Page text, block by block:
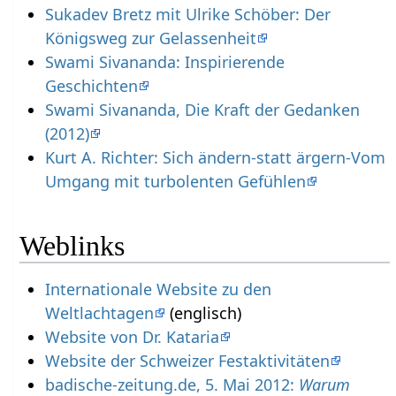
Sukadev Bretz mit Ulrike Schöber: Der
Königsweg zur Gelassenheit
Swami Sivananda: Inspirierende
Geschichten
Swami Sivananda, Die Kraft der Gedanken
(2012)
Kurt A. Richter: Sich ändern-statt ärgern-Vom
Umgang mit turbolenten Gefühlen
Weblinks
Internationale Website zu den
Weltlachtagen
(englisch)
Website von Dr. Kataria
Website der Schweizer Festaktivitäten
badische-zeitung.de, 5. Mai 2012: Warum